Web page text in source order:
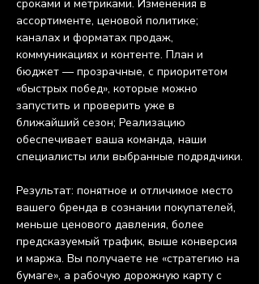
сроками и метриками. Изменения в
ассортименте, ценовой политике;
каналах и форматах продаж,
коммуникациях и контенте. План и
бюджет — прозрачные, с приоритетом
«быстрых побед», которые можно
запустить и проверить уже в
ближайший сезон; Реализацию
обеспечивает ваша команда, наши
специалисты или выбранные подрядчики.
Результат: понятное и отличимое место
вашего бренда в сознании покупателей,
меньше ценового давления, более
предсказуемый трафик, выше конверсия
и маржа. Вы получаете не «стратегию на
бумаге», а рабочую дорожную карту с